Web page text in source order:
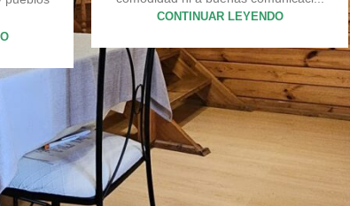
CONTINUAR LEYENDO